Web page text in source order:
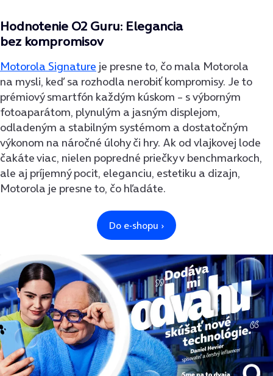
Hodnotenie O2 Guru: Elegancia
bez kompromisov
Motorola Signature je presne to, čo mala Motorola
na mysli, keď sa rozhodla nerobiť kompromisy. Je to
prémiový smartfón každým kúskom – s výborným
fotoaparátom, plynulým a jasným displejom,
odladeným a stabilným systémom a dostatočným
výkonom na náročné úlohy či hry. Ak od vlajkovej lode
čakáte viac, nielen popredné priečky v benchmarkoch,
ale aj príjemný pocit, eleganciu, estetiku a dizajn,
Motorola je presne to, čo hľadáte.